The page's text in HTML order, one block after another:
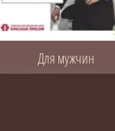
Для мужчин